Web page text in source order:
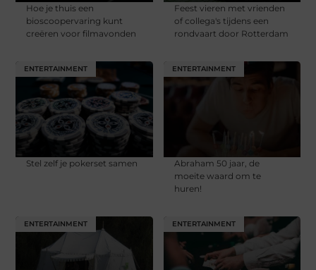
Hoe je thuis een
bioscoopervaring kunt
creëren voor filmavonden
Feest vieren met vrienden
of collega's tijdens een
rondvaart door Rotterdam
ENTERTAINMENT
Stel zelf je pokerset samen
ENTERTAINMENT
Abraham 50 jaar, de
moeite waard om te
huren!
ENTERTAINMENT ENTERTAINMENT